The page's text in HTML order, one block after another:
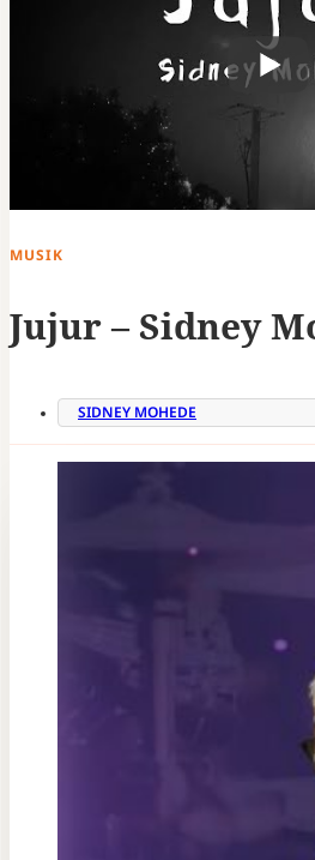
MUSIK
Jujur – Sidney
SIDNEY MOHEDE